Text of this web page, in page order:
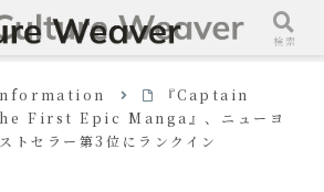
『Captain
First Epic Manga』、ニューヨ
トセラー第3位にランクイン
検索